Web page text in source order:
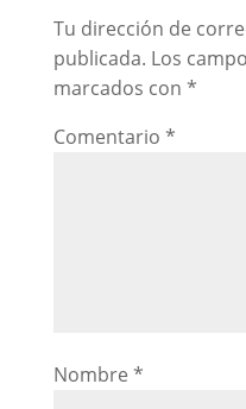
Tu dirección de
publicada. Los
marcados con *
Comentario *
Nombre *